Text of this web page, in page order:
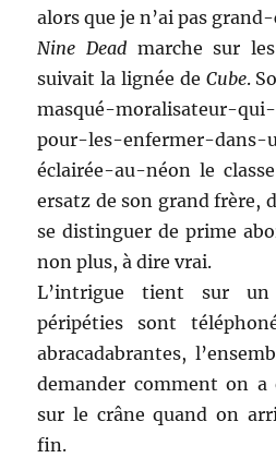
alors que je n’ai pas
Nine Dead marche sur
suivait la lignée de Cube.
masqué-moralisateur-
pour-les-enfermer-dans-
éclairée-au-néon le
ersatz de son grand frère,
se distinguer de prime
non plus, à dire vrai.
L’intrigue tient sur un
péripéties sont
abracadabrantes,
demander comment on a
sur le crâne quand on
fin.